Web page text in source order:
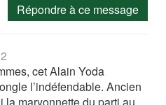
Répondre à ce message
cet Alain Yoda
l’indéfendable. Ancien
la maryonnette du parti au